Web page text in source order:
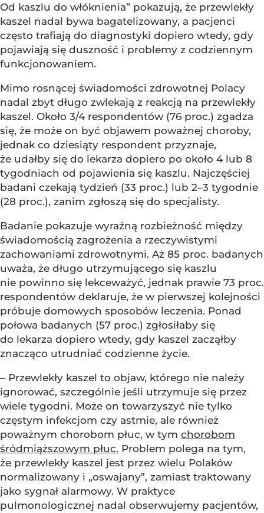
Od kaszlu do włóknienia” pokazują, że przewlekły
kaszel nadal bywa bagatelizowany, a pacjenci
często trafiają do diagnostyki dopiero wtedy, gdy
pojawiają się duszność i problemy z codziennym
funkcjonowaniem.
Mimo rosnącej świadomości zdrowotnej Polacy
nadal zbyt długo zwlekają z reakcją na przewlekły
kaszel. Około 3/4 respondentów (76 proc.) zgadza
się, że może on być objawem poważnej choroby,
jednak co dziesiąty respondent przyznaje,
że udałby się do lekarza dopiero po około 4 lub 8
tygodniach od pojawienia się kaszlu. Najczęściej
badani czekają tydzień (33 proc.) lub 2–3 tygodnie
(28 proc.), zanim zgłoszą się do specjalisty.
Badanie pokazuje wyraźną rozbieżność między
świadomością zagrożenia a rzeczywistymi
zachowaniami zdrowotnymi. Aż 85 proc. badanych
uważa, że długo utrzymującego się kaszlu
nie powinno się lekceważyć, jednak prawie 73 proc.
respondentów deklaruje, że w pierwszej kolejności
próbuje domowych sposobów leczenia. Ponad
połowa badanych (57 proc.) zgłosiłaby się
do lekarza dopiero wtedy, gdy kaszel zacząłby
znacząco utrudniać codzienne życie.
– Przewlekły kaszel to objaw, którego nie należy
ignorować, szczególnie jeśli utrzymuje się przez
wiele tygodni. Może on towarzyszyć nie tylko
częstym infekcjom czy astmie, ale również
poważnym chorobom płuc, w tym chorobom
śródmiąższowym płuc. Problem polega na tym,
że przewlekły kaszel jest przez wielu Polaków
normalizowany i „oswajany”, zamiast traktowany
jako sygnał alarmowy. W praktyce
pulmonologicznej nadal obserwujemy pacjentów,